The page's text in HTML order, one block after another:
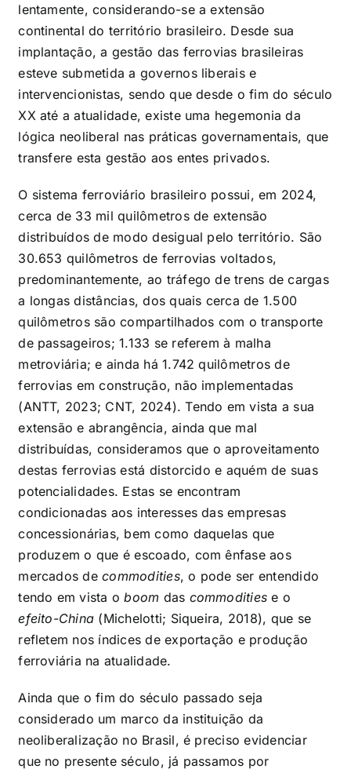
lentamente, considerando-se a extensão
continental do território brasileiro. Desde sua
implantação, a gestão das ferrovias brasileiras
esteve submetida a governos liberais e
intervencionistas, sendo que desde o fim do século
XX até a atualidade, existe uma hegemonia da
lógica neoliberal nas práticas governamentais, que
transfere esta gestão aos entes privados.
O sistema ferroviário brasileiro possui, em 2024,
cerca de 33 mil quilômetros de extensão
distribuídos de modo desigual pelo território. São
30.653 quilômetros de ferrovias voltados,
predominantemente, ao tráfego de trens de cargas
a longas distâncias, dos quais cerca de 1.500
quilômetros são compartilhados com o transporte
de passageiros; 1.133 se referem à malha
metroviária; e ainda há 1.742 quilômetros de
ferrovias em construção, não implementadas
(ANTT, 2023; CNT, 2024). Tendo em vista a sua
extensão e abrangência, ainda que mal
distribuídas, consideramos que o aproveitamento
destas ferrovias está distorcido e aquém de suas
potencialidades. Estas se encontram
condicionadas aos interesses das empresas
concessionárias, bem como daquelas que
produzem o que é escoado, com ênfase aos
mercados decommodities, o pode ser entendido
tendo em vista oboom das commoditiese o
efeito-China (Michelotti; Siqueira, 2018), que se
refletem nos índices de exportação e produção
ferroviária na atualidade.
Ainda que o fim do século passado seja
considerado um marco da instituição da
neoliberalização no Brasil, é preciso evidenciar
que no presente século, já passamos por